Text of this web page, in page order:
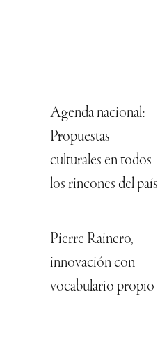
Agenda nacional:
Propuestas
culturales en todos
los rincones del país
Pierre Rainero,
innovación con
vocabulario propio